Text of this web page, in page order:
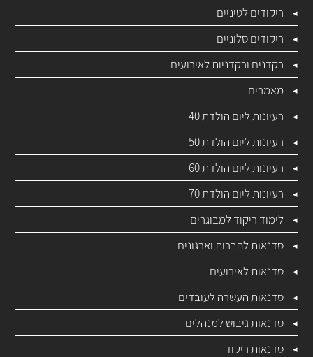
ריקודים לטיניים
ריקודים סלוניים
רקדנים ורקדניות לאירועים
מאמרים
רעיונות ליום הולדת 40
רעיונות ליום הולדת 50
רעיונות ליום הולדת 60
רעיונות ליום הולדת 70
לימוד ריקוד למבוגרים
סדנאות לחברות וארגונים
סדנאות לאירועים
סדנאות העשרה לעובדים
סדנאות גיבוש למנהלים
סדנאות ריקוד